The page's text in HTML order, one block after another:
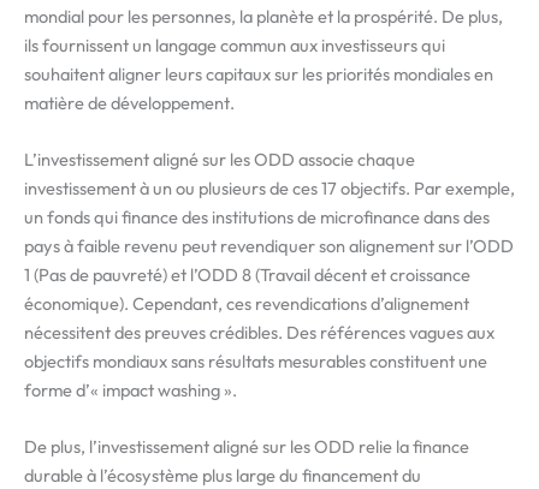
mondial pour les personnes, la planète et la prospérité. De plus,
ils fournissent un langage commun aux investisseurs qui
souhaitent aligner leurs capitaux sur les priorités mondiales en
matière de développement.
L’investissement aligné sur les ODD associe chaque
investissement à un ou plusieurs de ces 17 objectifs. Par exemple,
un fonds qui finance des institutions de microfinance dans des
pays à faible revenu peut revendiquer son alignement sur l’ODD
1 (Pas de pauvreté) et l’ODD 8 (Travail décent et croissance
économique). Cependant, ces revendications d’alignement
nécessitent des preuves crédibles. Des références vagues aux
objectifs mondiaux sans résultats mesurables constituent une
forme d’« impact washing ».
De plus, l’investissement aligné sur les ODD relie la finance
durable à l’écosystème plus large du financement du